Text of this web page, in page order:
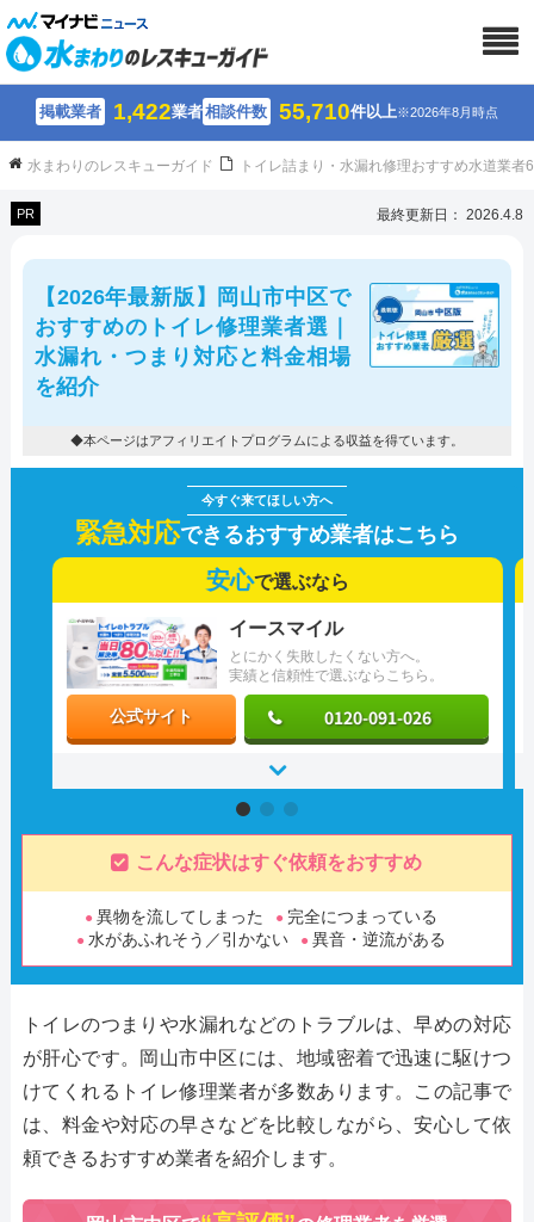
掲載業者 1,422業者相談件数 55,710件以上※2026年8月時点
水まわりのレスキューガイド トイレ詰まり・水漏れ修理おすすめ水道業
PR 最終更新日： 2026.4.8
【2026年最新版】岡山市中区で
おすすめのトイレ修理業者選｜
水漏れ・つまり対応と料金相場
を紹介
◆本ページはアフィリエイトプログラムによる収益を得ています。
緊急対応できるおすすめ業者はこちら
安心で選ぶなら
とにかく失敗したくない方へ。
実績と信頼性で選ぶならこちら。
イースマイル
公式サイト 0120-091-026
こんな症状はすぐ依頼をおすすめ
異物を流してしまった
完全につまっている
水があふれそう／引かない
異音・逆流がある
トイレのつまりや水漏れなどのトラブルは、早めの対応
が肝心です。岡山市中区には、地域密着で迅速に駆けつ
けてくれるトイレ修理業者が多数あります。この記事で
は、料金や対応の早さなどを比較しながら、安心して依
頼できるおすすめ業者を紹介します。